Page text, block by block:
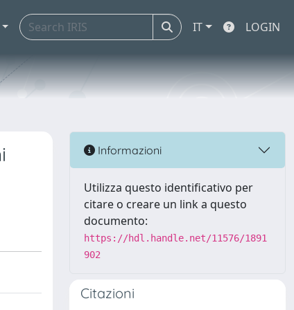
IT LOGIN
Informazioni
Utilizza questo identificativo per
citare o creare un link a questo
documento:
https://hdl.handle.net/11576/1891
902
Citazioni